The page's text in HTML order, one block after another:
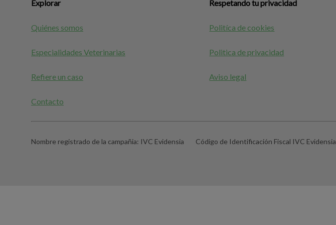
Explorar
Quiénes somos
Especialidades Veterinarias
Refiere un caso
Contacto
Respetando tu privacidad
Politíca de cookies
Politica de privacidad
Aviso legal
Nombre registrado de la campañia: IVC Evidensia Código de Identificación Fiscal IVC Evidensia